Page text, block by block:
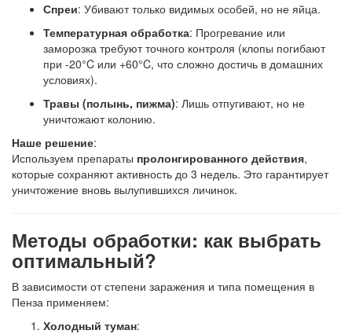
Спреи: Убивают только видимых особей, но не яйца.
Температурная обработка: Прогревание или
заморозка требуют точного контроля (клопы погибают
при -20°C или +60°C, что сложно достичь в домашних
условиях).
Травы (полынь, пижма): Лишь отпугивают, но не
уничтожают колонию.
Наше решение:
Используем препараты пролонгированного действия,
которые сохраняют активность до 3 недель. Это гарантирует
уничтожение вновь вылупившихся личинок.
Методы обработки: как выбрать
оптимальный?
В зависимости от степени заражения и типа помещения в
Пенза применяем:
Холодный туман: